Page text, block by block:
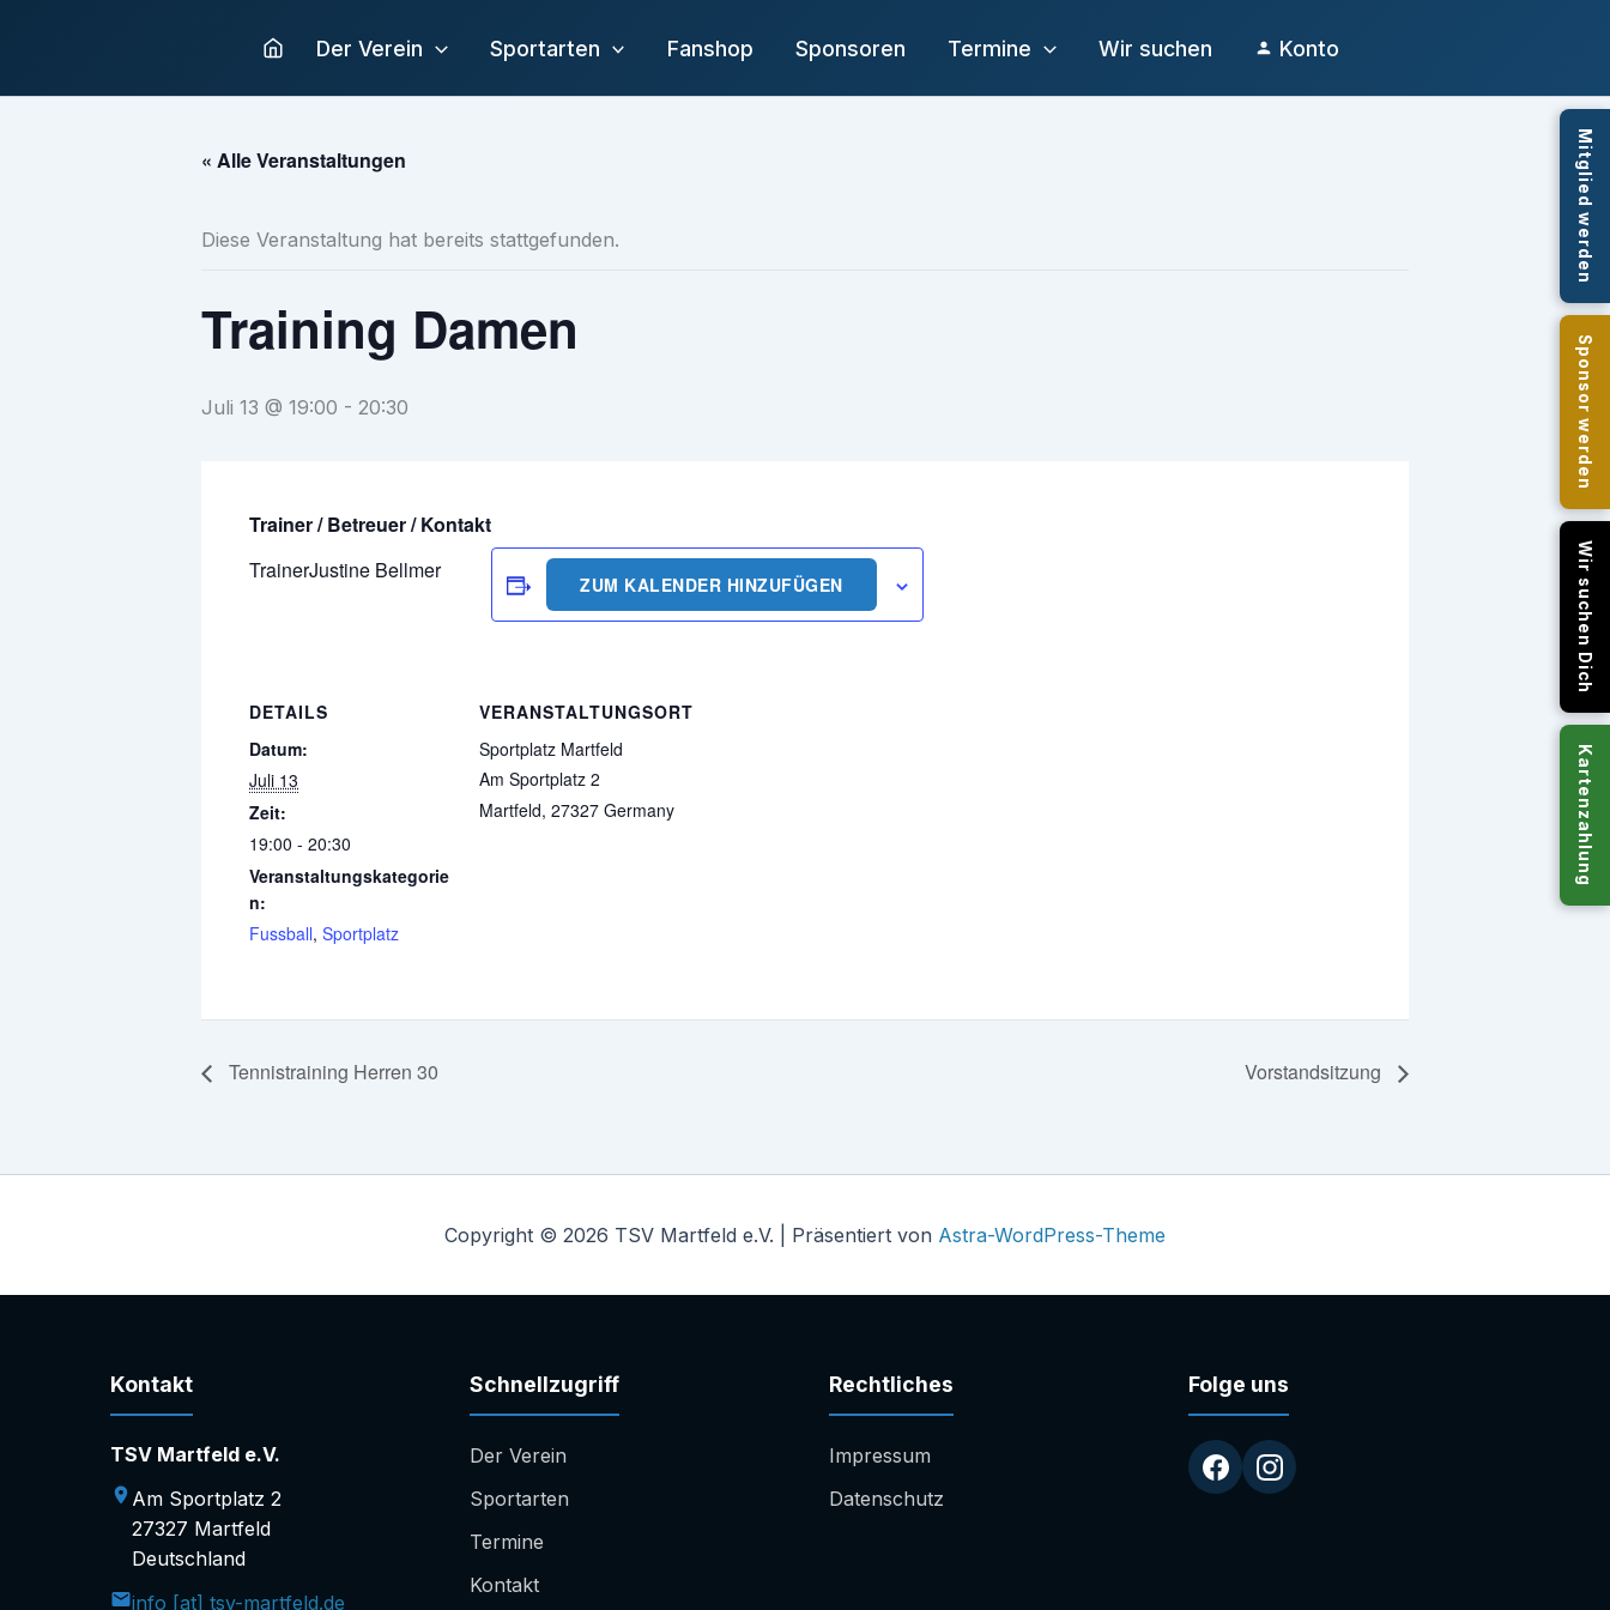
Der Verein Sportarten Fanshop Sponsoren Termine Wir suchen Konto
« Alle Veranstaltungen
Diese Veranstaltung hat bereits stattgefunden.
Training Damen
Juli 13 @ 19:00 - 20:30
Trainer / Betreuer / Kontakt
TrainerJustine Bellmer
ZUM KALENDER HINZUFÜGEN
DETAILS
Datum:
Juli 13
Zeit:
19:00 - 20:30
Veranstaltungskategorie
n:
Fussball, Sportplatz
VERANSTALTUNGSORT
Sportplatz Martfeld
Am Sportplatz 2
Martfeld, 27327 Germany
Tennistraining Herren 30 Vorstandsitzung
Copyright © 2026 TSV Martfeld e.V. | Präsentiert von Astra-WordPress-Theme
Kontakt
TSV Martfeld e.V.
Am Sportplatz 2
27327 Martfeld
Deutschland
info [at] tsv-martfeld.de
Schnellzugriff
Der Verein
Sportarten
Termine
Kontakt
Rechtliches
Impressum
Datenschutz
Folge uns
Mitglied werden
Sponsor werden
Wir suchen Dich
Kartenzahlung